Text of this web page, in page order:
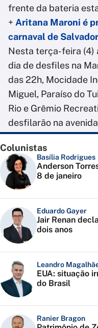
frente da bateria
+ Aritana Maroni é
carnaval de Salvador
Nesta terça-feira (4)
dia de desfiles na
das 22h, Mocidade
Miguel, Paraíso do
Rio e Grêmio
desfilarão na
Colunistas
Basília Rodrigues
Anderson
8 de janeiro
Eduardo Gayer
Jair Renan
dois anos
Leandro
EUA: situação
do Brasil
Ranier Bragon